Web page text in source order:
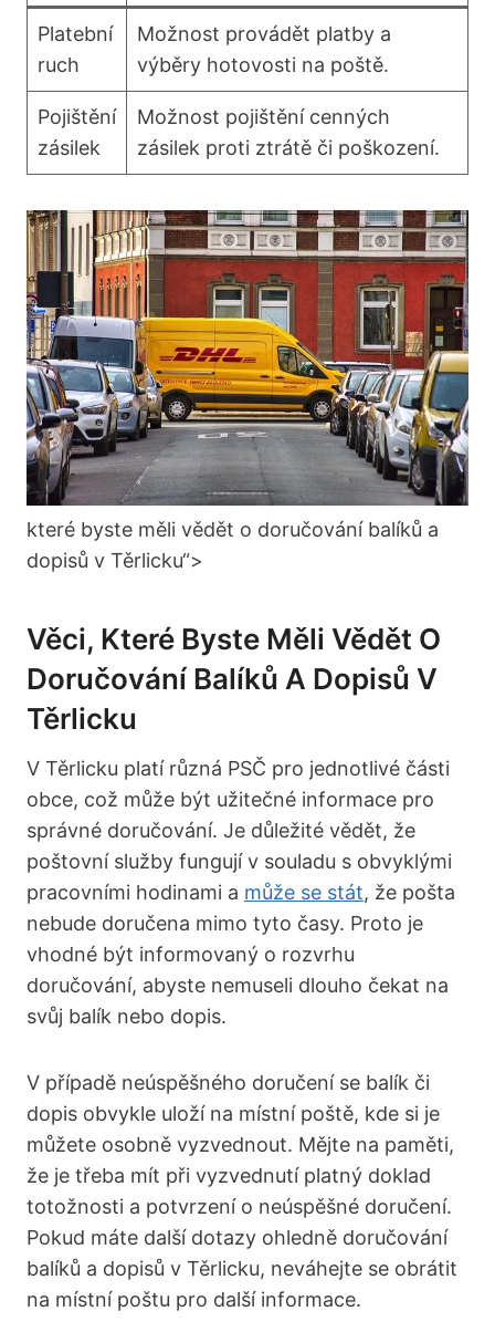
Platební
‍ruch
Možnost provádět platby a
výběry ⁣hotovosti na poště.
Pojištění
zásilek
Možnost⁣ pojištění cenných⁢
zásilek proti ztrátě či⁢ poškození.
které byste měli vědět o doručování balíků a
dopisů⁢ v Těrlicku“>
Věci,​ Které Byste Měli Vědět O
Doručování Balíků A‍ Dopisů V
Těrlicku
V ​Těrlicku platí různá PSČ pro jednotlivé části
‍obce, ⁢což může být‍ užitečné informace pro
správné doručování. Je‌ důležité vědět,‍ že
poštovní služby fungují v souladu s obvyklými
pracovními hodinami a může se ‍stát, že pošta
nebude doručena mimo tyto ‍časy. Proto je
vhodné být informovaný o rozvrhu
doručování,⁤ abyste‍ nemuseli dlouho ⁣čekat na
svůj balík nebo⁤ dopis.
V případě neúspěšného ⁤doručení se balík ‍či
dopis obvykle uloží ​na místní poště, kde si je
můžete osobně vyzvednout.⁤ Mějte na​ paměti,
že ⁢je třeba⁣ mít při vyzvednutí platný doklad
‍totožnosti a ⁢potvrzení o neúspěšné doručení.⁣
Pokud máte další dotazy ohledně doručování
balíků a dopisů v Těrlicku, neváhejte se ‌obrátit
na místní poštu pro další informace.